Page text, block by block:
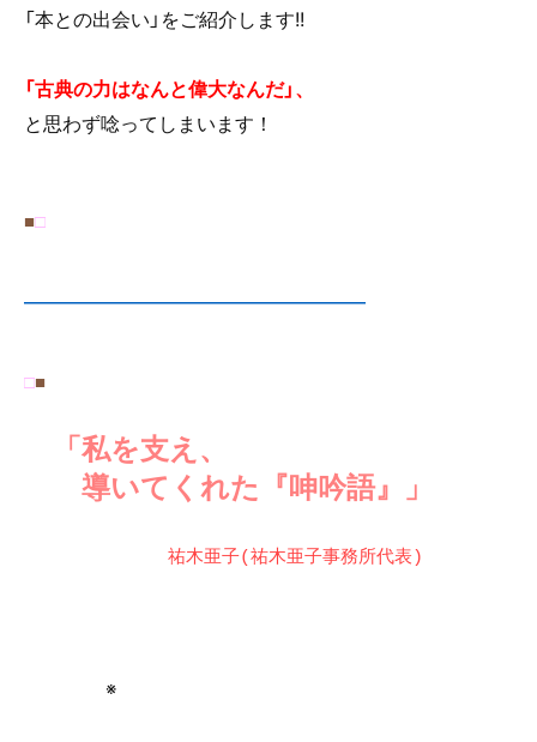
「本との出会い」をご紹介します!!
「古典の力はなんと偉大なんだ」、
と思わず唸ってしまいます！
■□
―――――――――――――――――――
□■
「私を支え、
導いてくれた『呻吟語』」
祐木亜子(祐木亜子事務所代表)
※